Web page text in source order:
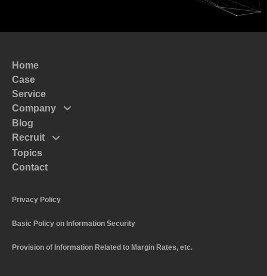
Home
Case
Service
Company
Mission
Message
Profile
Blog
Recruit
Top Massege
Interview
Work Style and Systems
Application Guidelines
Topics
Contact
Privacy Policy
Basic Policy on Information Security
Provision of Information Related to Margin Rates, etc.